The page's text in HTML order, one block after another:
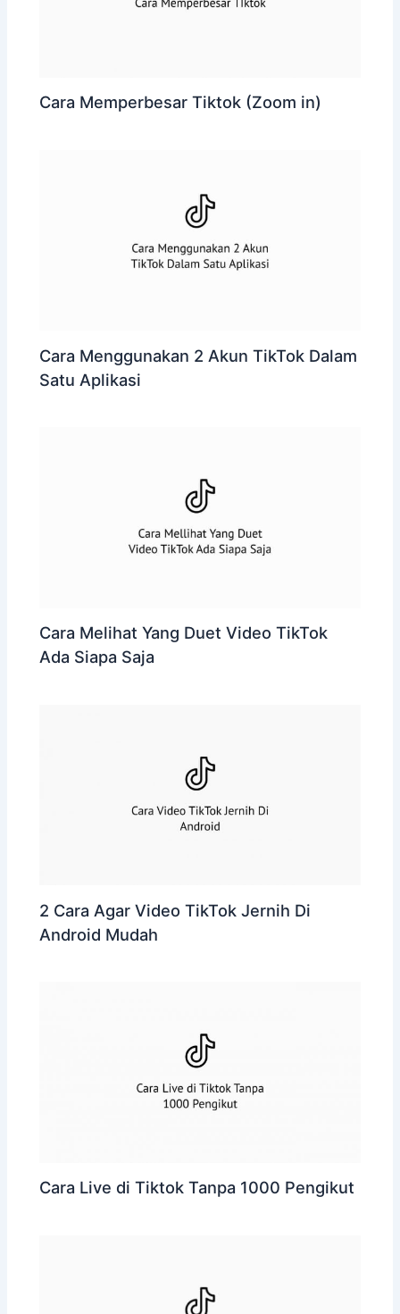
Cara Memperbesar Tiktok (Zoom in)
Cara Menggunakan 2 Akun TikTok Dalam
Satu Aplikasi
Cara Melihat Yang Duet Video TikTok
Ada Siapa Saja
2 Cara Agar Video TikTok Jernih Di
Android Mudah
Cara Live di Tiktok Tanpa 1000 Pengikut